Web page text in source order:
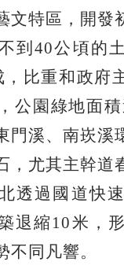
文特區，開發
到40公頃的
，比重和政府
公園綠地面
門溪、南崁溪
，尤其主幹道
透過國道快
退縮10米，
不同凡響。